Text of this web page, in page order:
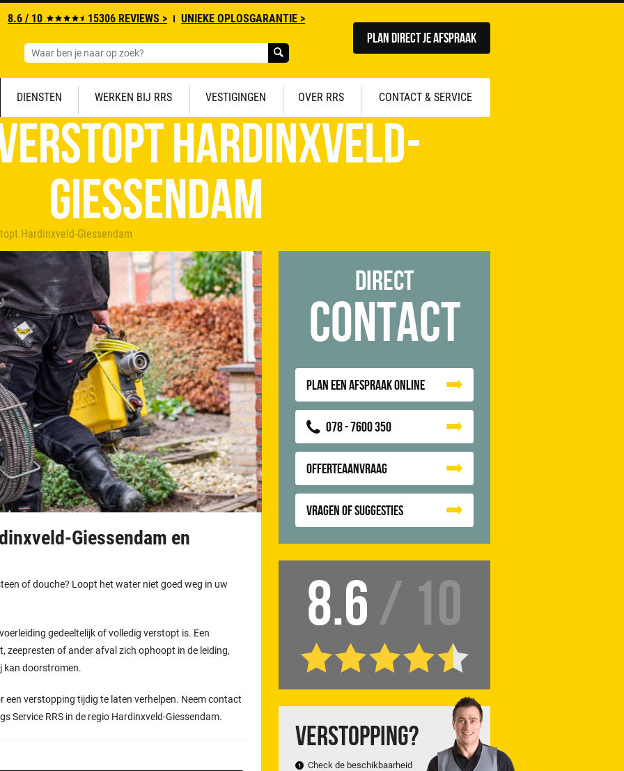
8.6 / 10 15306 REVIEWS > UNIEKE OPLOSGARANTIE >
Plan direct je afspraak
DIENSTEN WERKEN BIJ RRS VESTIGINGEN OVER RRS CONTACT & SERVICE
Hardinxveld-Giessendam
Hardinxveld-
Giessendam
Giessendam en
of douche? Loopt het water niet goed weg in uw
gedeeltelijk of volledig verstopt is. Een
zeepresten of ander afval zich ophoopt in de leiding,
kan doorstromen.
verstopping tijdig te laten verhelpen. Neem contact
Service RRS in de regio Hardinxveld-Giessendam.
Direct
Contact
Plan een afspraak online
078 - 7600 350
Offerteaanvraag
Vragen of suggesties
8.6 / 10
Verstopping?
Check de beschikbaarheid